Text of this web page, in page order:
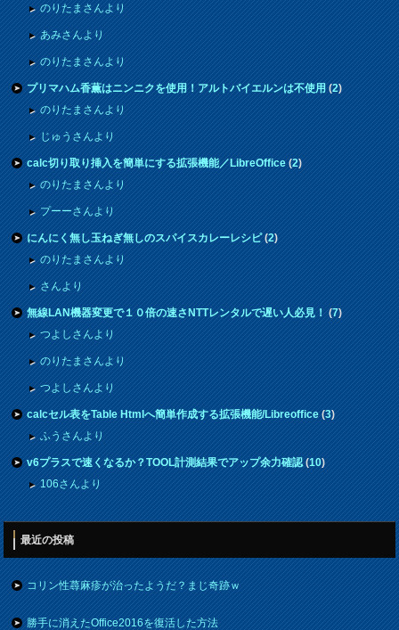
のりたまさんより
あみさんより
のりたまさんより
プリマハム香薫はニンニクを使用！アルトバイエルンは不使用(2)
のりたまさんより
じゅうさんより
calc切り取り挿入を簡単にする拡張機能／LibreOffice(2)
のりたまさんより
プーーさんより
にんにく無し玉ねぎ無しのスパイスカレーレシピ(2)
のりたまさんより
さんより
無線LAN機器変更で１０倍の速さNTTレンタルで遅い人必見！(7)
つよしさんより
のりたまさんより
つよしさんより
calcセル表をTable Htmlへ簡単作成する拡張機能/Libreoffice(3)
ふうさんより
v6プラスで速くなるか？TOOL計測結果でアップ余力確認(10)
106さんより
最近の投稿
コリン性蕁麻疹が治ったようだ？まじ奇跡ｗ
勝手に消えたOffice2016を復活した方法